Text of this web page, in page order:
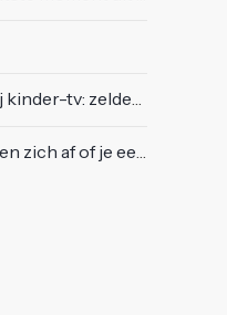
'beweeglijke' kikker gezien
bent als je kip eet